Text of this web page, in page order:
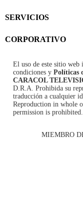
SERVICIOS
CORPORATIVO
El uso de este sitio web
condiciones y Políticas
CARACOL
D.R.A. Prohibida su
traducción a cualquier
Reproduction in whole
permission is
MIEMBRO